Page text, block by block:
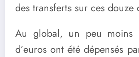
des transferts sur ces douze
Au global, un peu moins
d’euros ont été dépensés